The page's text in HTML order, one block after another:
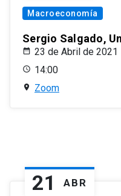
Macroeconomía
Sergio Salgado,
23 de Abril de 2021
14:00
Zoom
21 ABR